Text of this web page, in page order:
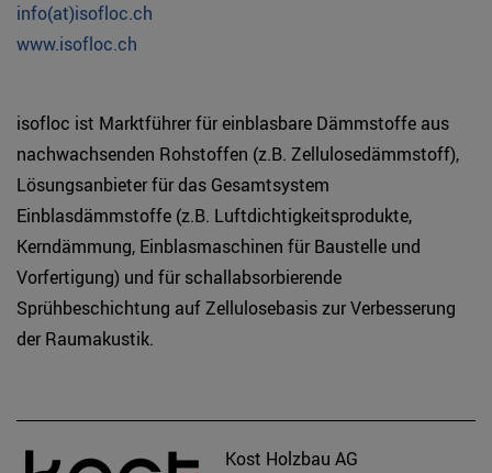
info(at)isofloc.ch
www.isofloc.ch
isofloc ist Marktführer für einblasbare Dämmstoffe aus
nachwachsenden Rohstoffen (z.B. Zellulosedämmstoff),
Lösungsanbieter für das Gesamtsystem
Einblasdämmstoffe (z.B. Luftdichtigkeitsprodukte,
Kerndämmung, Einblasmaschinen für Baustelle und
Vorfertigung) und für schallabsorbierende
Sprühbeschichtung auf Zellulosebasis zur Verbesserung
der Raumakustik.
Kost Holzbau AG